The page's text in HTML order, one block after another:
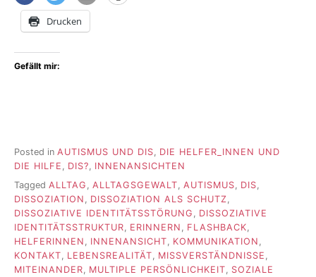
Drucken
Gefällt mir:
Posted in AUTISMUS UND DIS, DIE HELFER_INNEN UND
DIE HILFE , DIS?, INNENANSICHTEN
Tagged ALLTAG ALLTAGSGEWALT AUTISMUS DIS
DISSOZIATION
DISSOZIATION ALS SCHUTZ
DISSOZIATIVE IDENTITÄTSSTÖRUNG
DISSOZIATIVE
IDENTITÄTSSTRUKTUR
ERINNERN FLASHBACK
HELFERINNEN
INNENANSICHT KOMMUNIKATION
KONTAKT
LEBENSREALITÄT MISSVERSTÄNDNISSE
MITEINANDER
MULTIPLE PERSÖNLICHKEIT
SOZIALE